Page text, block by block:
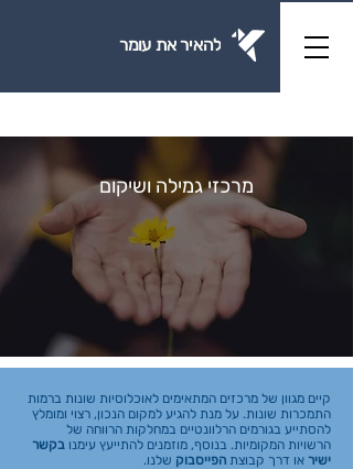
להאיר את עומר
מרכזי גמילה ושיקום
קיים מגוון של מרכזים המתאימים לאוכלוסיות שונות ברמות
התמכרות שונות. על מנת להגיע למקום הנכון, רצוי ומומלץ
להסתייע בגורמים הרלוונטיים במחלקות הרווחה של
הרשויות המקומיות. בנוסף, מוזמנים להתייעץ עימנו בקשר
ישיר או דרך קבוצת הפייסבוק שלנו.